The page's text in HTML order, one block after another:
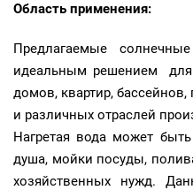
Область применения:
Предлагаемые
идеальным решением для
домов, квартир,
и различных отраслей
Нагретая вода может
душа, мойки посуды,
хозяйственных нужд.